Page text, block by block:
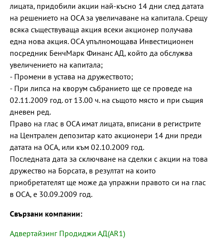
лицата, придобили акции най-късно 14 дни след датата
на решението на ОСА за увеличаване на капитала. Срещу
всяка съществуваща акция всеки акционер получава
една нова акция. ОСА упълномощава Инвестиционен
посредник БенчМарк Финанс АД, който да обслужва
увеличението на капитала;
- Промени в устава на дружеството;
- При липса на кворум събранието ще се проведе на
02.11.2009 год. от 13.00 ч. на същото място и при същия
дневен ред.
Право на глас в ОСА имат лицата, вписани в регистрите
на Централен депозитар като акционери 14 дни преди
датата на ОСА, или към 02.10.2009 год.
Последната дата за сключване на сделки с акции на това
дружество на Борсата, в резултат на които
приобретателят ще може да упражни правото си на глас
в ОСА, е 30.09.2009 год.
Свързани компании:
Адвертайзинг Продиджи АД(AR1)